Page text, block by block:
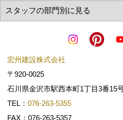
宏州建設株式会社
〒920-0025
石川県金沢市駅西本町1丁目3番15
TEL： 076-263-5355
FAX：076-263-5357